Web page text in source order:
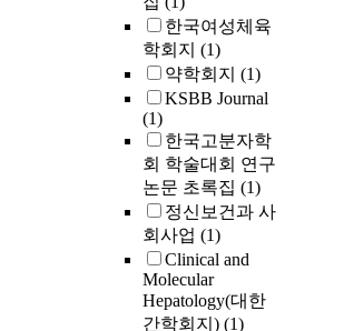
한국여성체육
학회지 (1)
약학회지 (1)
KSBB Journal
(1)
한국고분자학
회 학술대회 연구
논문 초록집 (1)
정신보건과 사
회사업 (1)
Clinical and
Molecular
Hepatology(대한
간학회지) (1)